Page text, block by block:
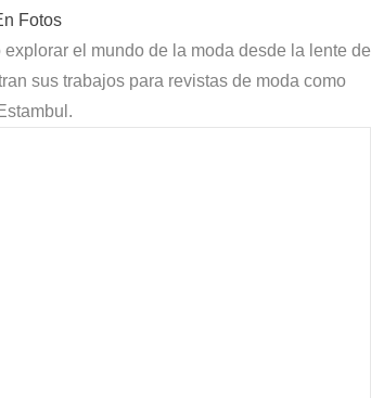
Fotos
el mundo de la moda desde la lente de
sus trabajos para revistas de moda como